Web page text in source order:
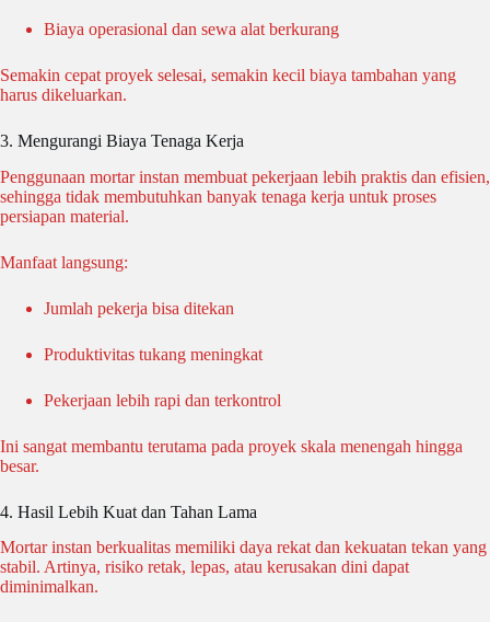
Biaya operasional dan sewa alat berkurang
Semakin cepat proyek selesai, semakin kecil biaya tambahan yang
harus dikeluarkan.
3. Mengurangi Biaya Tenaga Kerja
Penggunaan mortar instan membuat pekerjaan lebih praktis dan efisien,
sehingga tidak membutuhkan banyak tenaga kerja untuk proses
persiapan material.
Manfaat langsung:
Jumlah pekerja bisa ditekan
Produktivitas tukang meningkat
Pekerjaan lebih rapi dan terkontrol
Ini sangat membantu terutama pada proyek skala menengah hingga
besar.
4. Hasil Lebih Kuat dan Tahan Lama
Mortar instan berkualitas memiliki daya rekat dan kekuatan tekan yang
stabil. Artinya, risiko retak, lepas, atau kerusakan dini dapat
diminimalkan.